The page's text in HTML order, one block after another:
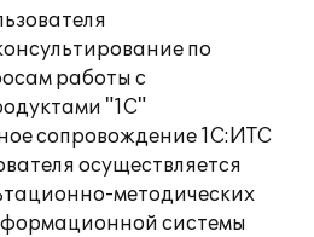
по
работы с
"1С"
сопровождение 1С:ИТС
осуществляется
методических
системы